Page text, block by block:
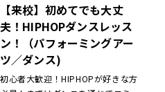
【来校】初めてでも大丈
夫！HIPHOPダンスレッス
ン！（パフォーミングアー
ツ／ダンス)
初心者大歓迎！HIPHOPが好きな方